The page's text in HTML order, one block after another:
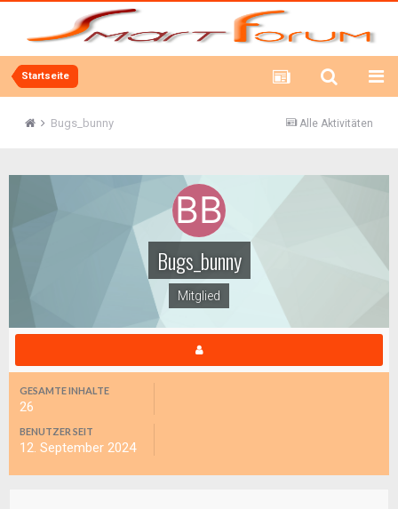
Startseite
Alle Aktivitäten
Bugs_bunny
Bugs_bunny
Mitglied
GESAMTE INHALTE
26
BENUTZER SEIT
12. September 2024